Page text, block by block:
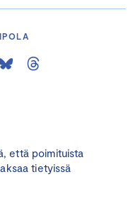
että poimituista
tietyissä